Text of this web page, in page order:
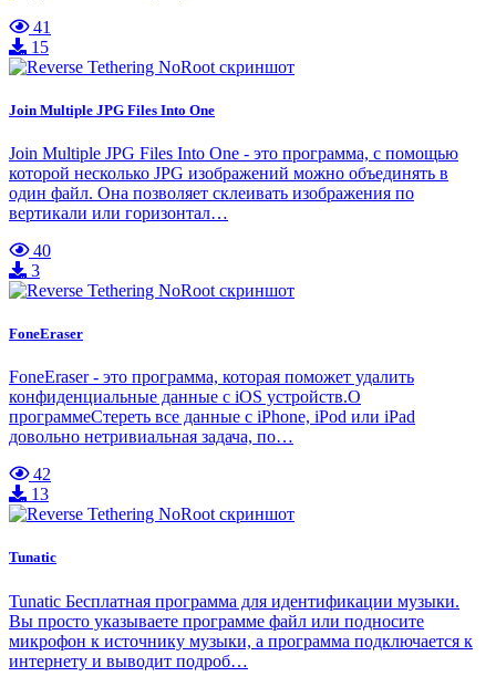
41
15
Join Multiple JPG Files Into One
Join Multiple JPG Files Into One - это программа, с помощью
которой несколько JPG изображений можно объединять в
один файл. Она позволяет склеивать изображения по
вертикали или горизонтал…
40
3
FoneEraser
FoneEraser - это программа, которая поможет удалить
конфиденциальные данные с iOS устройств.О
программеСтереть все данные с iPhone, iPod или iPad
довольно нетривиальная задача, по…
42
13
Tunatic
Tunatic Бесплатная программа для идентификации музыки.
Вы просто указываете программе файл или подносите
микрофон к источнику музыки, а программа подключается к
интернету и выводит подроб…